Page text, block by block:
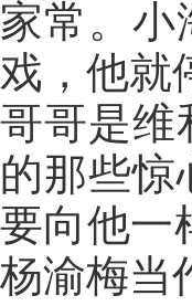
家常。小
戏，他就
哥哥是维
的那些惊
要向他一
杨渝梅当